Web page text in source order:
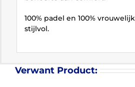
100% padel en 100%
stijlvol.
Verwant Product: